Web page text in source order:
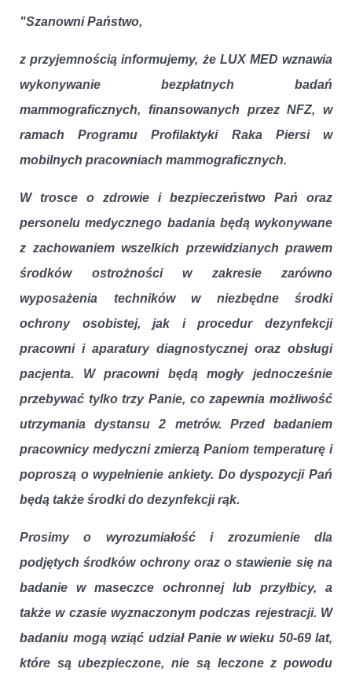
"Szanowni Państwo,
z przyjemnością informujemy, że LUX MED wznawia
wykonywanie bezpłatnych badań
mammograficznych, finansowanych przez NFZ, w
ramach Programu Profilaktyki Raka Piersi w
mobilnych pracowniach mammograficznych.
W trosce o zdrowie i bezpieczeństwo Pań oraz
personelu medycznego badania będą wykonywane
z zachowaniem wszelkich przewidzianych prawem
środków ostrożności w zakresie zarówno
wyposażenia techników w niezbędne środki
ochrony osobistej, jak i procedur dezynfekcji
pracowni i aparatury diagnostycznej oraz obsługi
pacjenta. W pracowni będą mogły jednocześnie
przebywać tylko trzy Panie, co zapewnia możliwość
utrzymania dystansu 2 metrów. Przed badaniem
pracownicy medyczni zmierzą Paniom temperaturę i
poproszą o wypełnienie ankiety. Do dyspozycji Pań
będą także środki do dezynfekcji rąk.
Prosimy o wyrozumiałość i zrozumienie dla
podjętych środków ochrony oraz o stawienie się na
badanie w maseczce ochronnej lub przyłbicy, a
także w czasie wyznaczonym podczas rejestracji. W
badaniu mogą wziąć udział Panie w wieku 50-69 lat,
które są ubezpieczone, nie są leczone z powodu